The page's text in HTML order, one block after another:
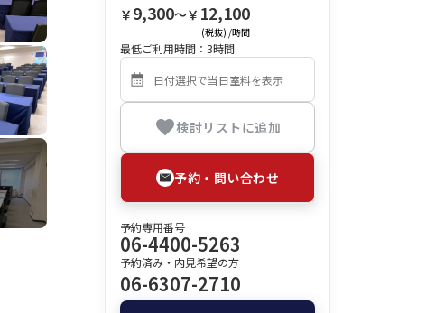
￥ 9,300〜￥ 12,100
(税抜) /時間
最低ご利用時間： 3時間
検討リストに追加
予約・問い合わせ
予約専用番号
06-4400-5263
予約済み・内見希望の方
06-6307-2710